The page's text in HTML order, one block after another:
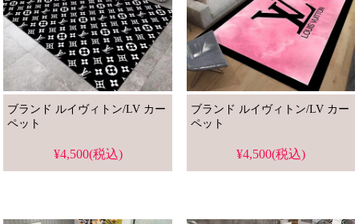
ブランド ルイヴィトン/LV カー
ペット
¥4,500(税込)
ブランド ルイヴィトン/LV カー
ペット
¥4,500(税込)